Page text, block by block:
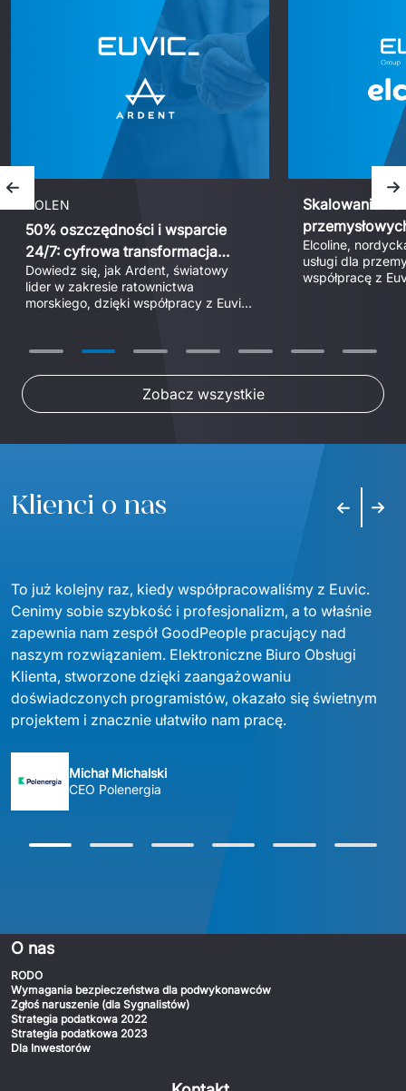
Poprzedni slajd
POLEN
50% oszczędności i wsparcie
24/7: cyfrowa transformacja
Ardent z Euvic
Dowiedz się, jak Ardent, światowy
lider w zakresie ratownictwa
morskiego, dzięki współpracy z Euvic
pomocy 24/7 oraz udana migracja do
Skalowanie
ERP w Elcoline
Elcoline,
usługi dla
współpracę z
swoje
zapewniając
Zobacz wszystkie
Klienci o nas
To już kolejny raz, kiedy współpracowaliśmy z Euvic.
Cenimy sobie szybkość i profesjonalizm, a to właśnie
zapewnia nam zespół GoodPeople pracujący nad
naszym rozwiązaniem. Elektroniczne Biuro Obsługi
Klienta, stworzone dzięki zaangażowaniu
doświadczonych programistów, okazało się świetnym
projektem i znacznie ułatwiło nam pracę.
Michał Michalski
CEO Polenergia
O nas
RODO
Wymagania bezpieczeństwa dla podwykonawców
Zgłoś naruszenie (dla Sygnalistów)
Strategia podatkowa 2022
Strategia podatkowa 2023
Dla Inwestorów